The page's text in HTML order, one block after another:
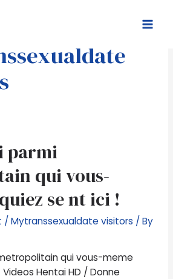
parmi
qui vous-
se nt ici !
/Mytranssexualdate visitors / By
qui vous-meme
Hentai HD / Donne